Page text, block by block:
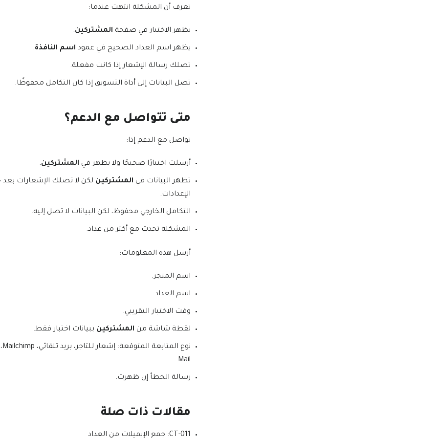
تعرف أن المشكلة انتهت عندما:
يظهر الاختبار في صفحة المشتركين.
يظهر اسم العداد الصحيح في عمود اسم النافذة.
تصلك رسالة الإشعار إذا كانت مفعلة.
تصل البيانات إلى أداة التسويق إذا كان التكامل محفوظًا.
متى تتواصل مع الدعم؟
تواصل مع الدعم إذا:
أرسلت اختبارًا صحيحًا ولا يظهر في المشتركين.
تظهر البيانات في المشتركين لكن لا تصلك الإشعارات
الإعدادات.
التكامل الخارجي محفوظ، لكن البيانات لا تصل إليه.
المشكلة تحدث مع أكثر من عداد.
أرسل هذه المعلومات:
اسم المتجر.
اسم العداد.
وقت الاختبار التقريبي.
لقطة شاشة من المشتركين ببيانات اختبار فقط.
Mail.
رسالة الخطأ إن ظهرت.
مقالات ذات صلة
CT-011: جمع الإيميلات من العداد